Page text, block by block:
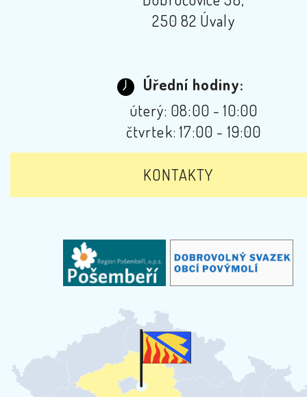
250 82 Úvaly
Úřední hodiny:
úterý: 08:00 - 10:00
čtvrtek: 17:00 - 19:00
KONTAKTY